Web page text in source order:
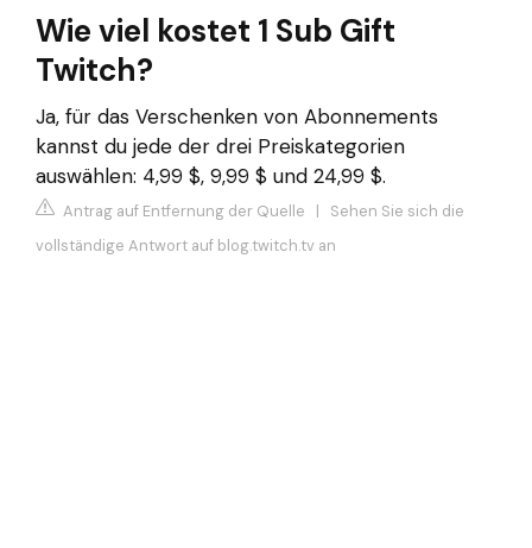
Wie viel kostet 1 Sub Gift
Twitch?
Ja, für das Verschenken von Abonnements
kannst du jede der drei Preiskategorien
auswählen: 4,99 $, 9,99 $ und 24,99 $.
Antrag auf Entfernung der Quelle | Sehen Sie sich die
vollständige Antwort auf blog.twitch.tv an